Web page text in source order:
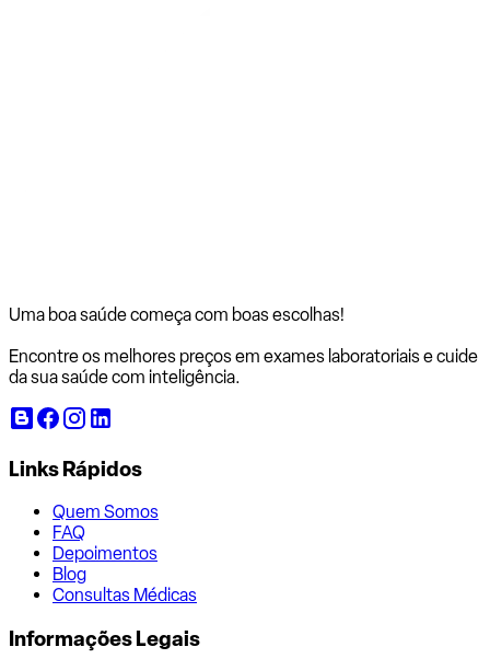
Uma boa saúde começa com boas escolhas!
Encontre os melhores preços em exames laboratoriais e cuide
da sua saúde com inteligência.
Links Rápidos
Quem Somos
FAQ
Depoimentos
Blog
Consultas Médicas
Informações Legais